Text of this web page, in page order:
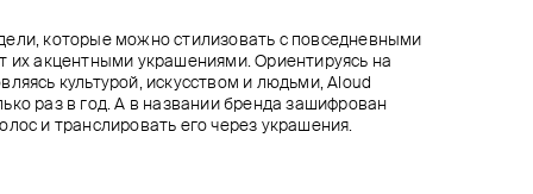
которые можно стилизовать с повседневными
их акцентными украшениями. Ориентируясь на
культурой, искусством и людьми, Aloud
раз в год. А в названии бренда зашифрован
и транслировать его через украшения.